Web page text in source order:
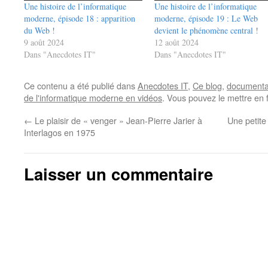
Une histoire de l’informatique
moderne, épisode 18 : apparition
du Web !
9 août 2024
Dans "Anecdotes IT"
Une histoire de l’informatique
moderne, épisode 19 : Le Web
devient le phénomène central !
12 août 2024
Dans "Anecdotes IT"
Ce contenu a été publié dansAnecdotes IT, Ce blog,
de l'informatique moderne en vidéos. Vous pouvez le mettre
← Le plaisir de « venger » Jean-Pierre Jarier à
Interlagos en 1975
Une
Laisser un commentaire